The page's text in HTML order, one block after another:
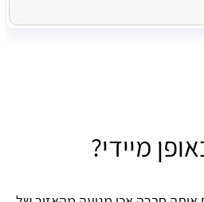
מיידי?